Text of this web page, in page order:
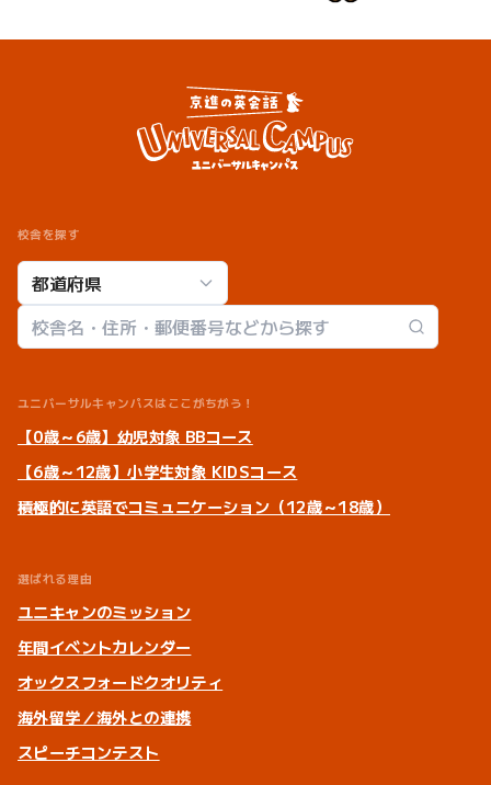
校舎を探す
校舎検索
ユニバーサルキャンパスはここがちがう！
【0歳～6歳】幼児対象 BBコース
【6歳～12歳】小学生対象 KIDSコース
積極的に英語でコミュニケーション（12歳～18歳）
選ばれる理由
ユニキャンのミッション
年間イベントカレンダー
オックスフォードクオリティ
海外留学／海外との連携
スピーチコンテスト